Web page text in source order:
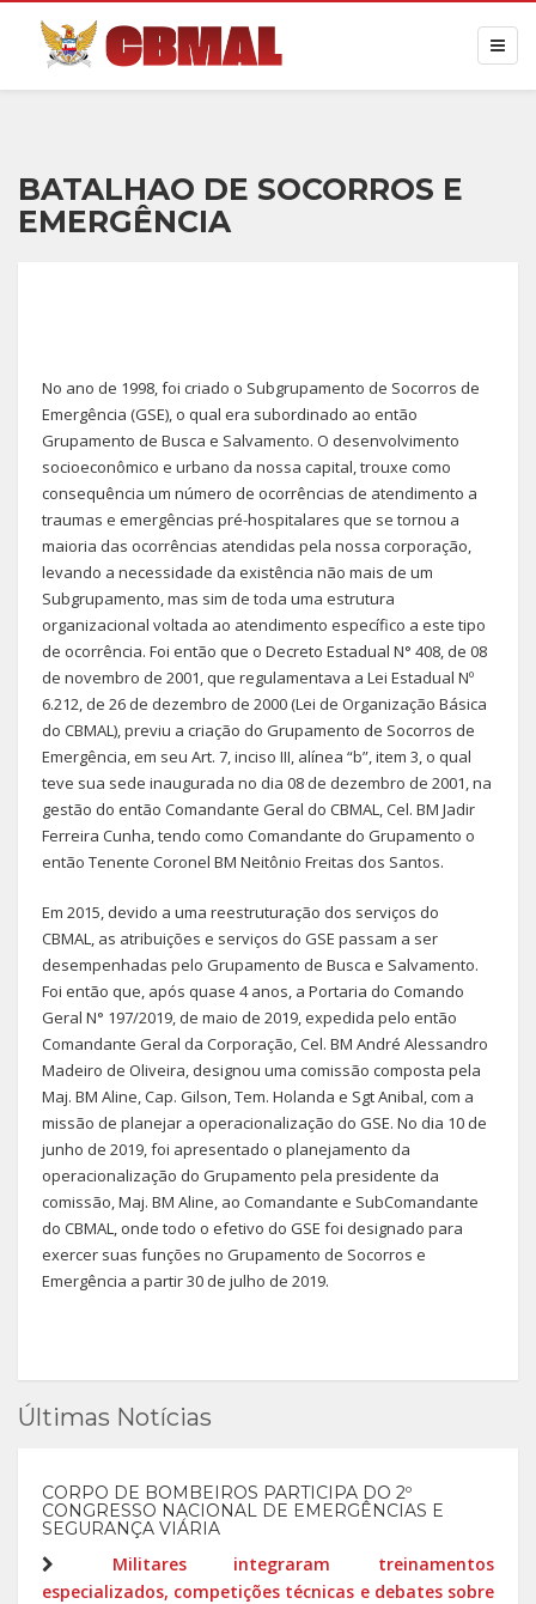
BATALHAO DE SOCORROS E
EMERGÊNCIA
No ano de 1998, foi criado o Subgrupamento de Socorros de
Emergência (GSE), o qual era subordinado ao então
Grupamento de Busca e Salvamento. O desenvolvimento
socioeconômico e urbano da nossa capital, trouxe como
consequência um número de ocorrências de atendimento a
traumas e emergências pré-hospitalares que se tornou a
maioria das ocorrências atendidas pela nossa corporação,
levando a necessidade da existência não mais de um
Subgrupamento, mas sim de toda uma estrutura
organizacional voltada ao atendimento específico a este tipo
de ocorrência. Foi então que o Decreto Estadual N° 408, de 08
de novembro de 2001, que regulamentava a Lei Estadual Nº
6.212, de 26 de dezembro de 2000 (Lei de Organização Básica
do CBMAL), previu a criação do Grupamento de Socorros de
Emergência, em seu Art. 7, inciso III, alínea “b”, item 3, o qual
teve sua sede inaugurada no dia 08 de dezembro de 2001, na
gestão do então Comandante Geral do CBMAL, Cel. BM Jadir
Ferreira Cunha, tendo como Comandante do Grupamento o
então Tenente Coronel BM Neitônio Freitas dos Santos.
Em 2015, devido a uma reestruturação dos serviços do
CBMAL, as atribuições e serviços do GSE passam a ser
desempenhadas pelo Grupamento de Busca e Salvamento.
Foi então que, após quase 4 anos, a Portaria do Comando
Geral N° 197/2019, de maio de 2019, expedida pelo então
Comandante Geral da Corporação, Cel. BM André Alessandro
Madeiro de Oliveira, designou uma comissão composta pela
Maj. BM Aline, Cap. Gilson, Tem. Holanda e Sgt Anibal, com a
missão de planejar a operacionalização do GSE. No dia 10 de
junho de 2019, foi apresentado o planejamento da
operacionalização do Grupamento pela presidente da
comissão, Maj. BM Aline, ao Comandante e SubComandante
do CBMAL, onde todo o efetivo do GSE foi designado para
exercer suas funções no Grupamento de Socorros e
Emergência a partir 30 de julho de 2019.
Últimas Notícias
CORPO DE BOMBEIROS PARTICIPA DO 2º
CONGRESSO NACIONAL DE EMERGÊNCIAS E
SEGURANÇA VIÁRIA
Militares integraram treinamentos
especializados, competições técnicas e debates sobre